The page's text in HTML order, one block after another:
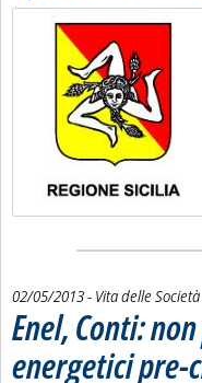
Lista allegati PDF
02/05/2013- Vita delle
Enel, Conti:
energetici pre-